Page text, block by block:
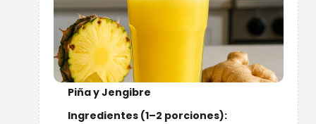
Piña y Jengibre
Ingredientes (1–2 porciones):